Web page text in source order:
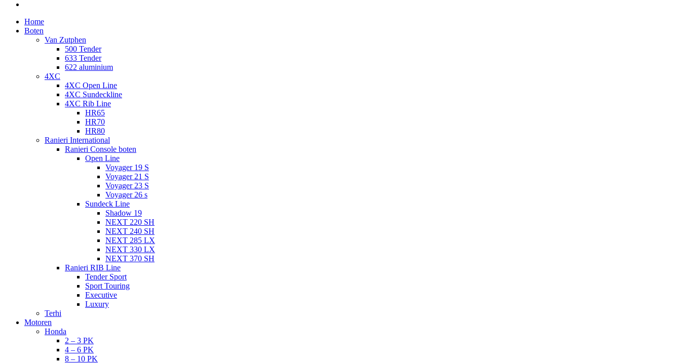
Home
Boten
Van Zutphen
500 Tender
633 Tender
622 aluminium
4XC
4XC Open Line
4XC Sundeckline
4XC Rib Line
HR65
HR70
HR80
Ranieri International
Ranieri Console boten
Open Line
Voyager 19 S
Voyager 21 S
Voyager 23 S
Voyager 26 s
Sundeck Line
Shadow 19
NEXT 220 SH
NEXT 240 SH
NEXT 285 LX
NEXT 330 LX
NEXT 370 SH
Ranieri RIB Line
Tender Sport
Sport Touring
Executive
Luxury
Terhi
Motoren
Honda
2 – 3 PK
4 – 6 PK
8 – 10 PK